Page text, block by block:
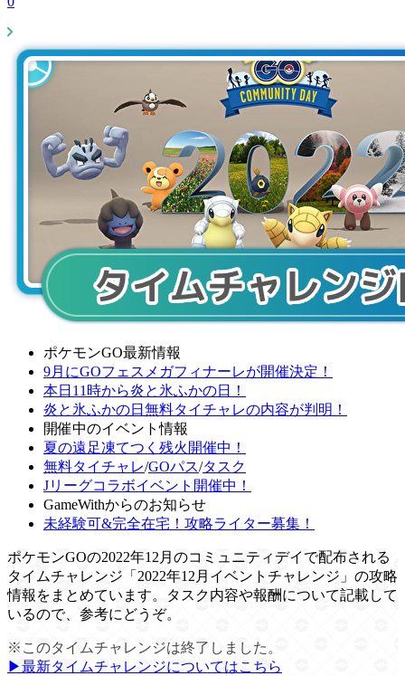
ポケモンGO最新情報
9月にGOフェスメガフィナーレが開催決定！
本日11時から炎と氷ふかの日！
炎と氷ふかの日無料タイチャレの内容が判明！
開催中のイベント情報
夏の遠足凍てつく残火開催中！
無料タイチャレ/GOパス/タスク
Jリーグコラボイベント開催中！
GameWithからのお知らせ
未経験可&完全在宅！攻略ライター募集！
ポケモンGOの2022年12月のコミュニティデイで配布される
タイムチャレンジ「2022年12月イベントチャレンジ」の攻略
情報をまとめています。タスク内容や報酬について記載して
いるので、参考にどうぞ。
※このタイムチャレンジは終了しました。
▶︎最新タイムチャレンジについてはこちら